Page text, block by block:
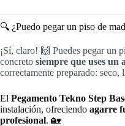
🔍 ¿Puedo pegar un piso de
¡Sí, claro! 🙌 Puedes pegar un
concreto siempre que uses un
correctamente preparado:
El Pegamento Tekno Step
instalación, ofreciendo agarre
profesional. 🏡